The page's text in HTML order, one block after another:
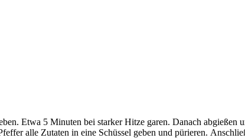
Etwa 5 Minuten bei starker Hitze garen. Danach abgießen
alle Zutaten in eine Schüssel geben und pürieren.